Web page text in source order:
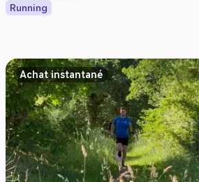
Running
Achat instantané